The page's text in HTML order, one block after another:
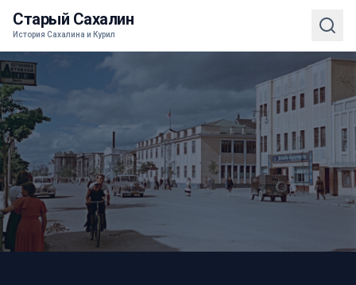
Старый Сахалин
История Сахалина и Курил